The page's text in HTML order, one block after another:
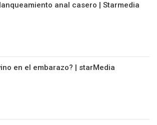
anal casero | Starmedia
en el embarazo? | starMedia